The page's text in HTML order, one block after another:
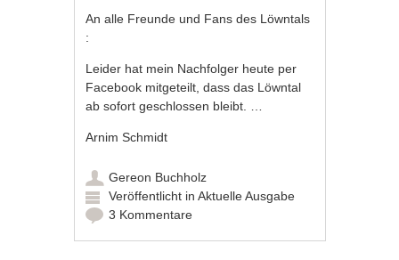
An alle Freunde und Fans des Löwntals
:
Leider hat mein Nachfolger heute per
Facebook mitgeteilt, dass das Löwntal
ab sofort geschlossen bleibt. …
Arnim Schmidt
Gereon Buchholz
Veröffentlicht inAktuelle Ausgabe
3 Kommentare